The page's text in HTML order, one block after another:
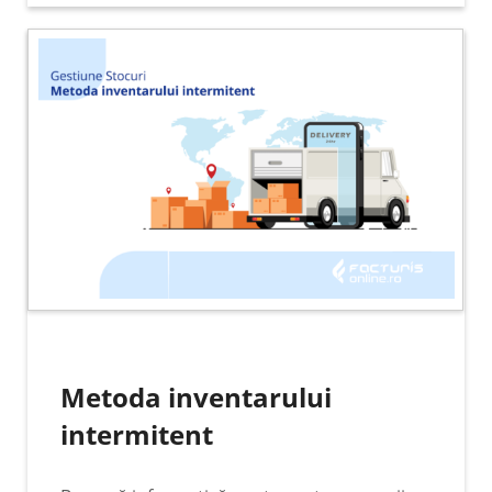
Metoda inventarului
intermitent